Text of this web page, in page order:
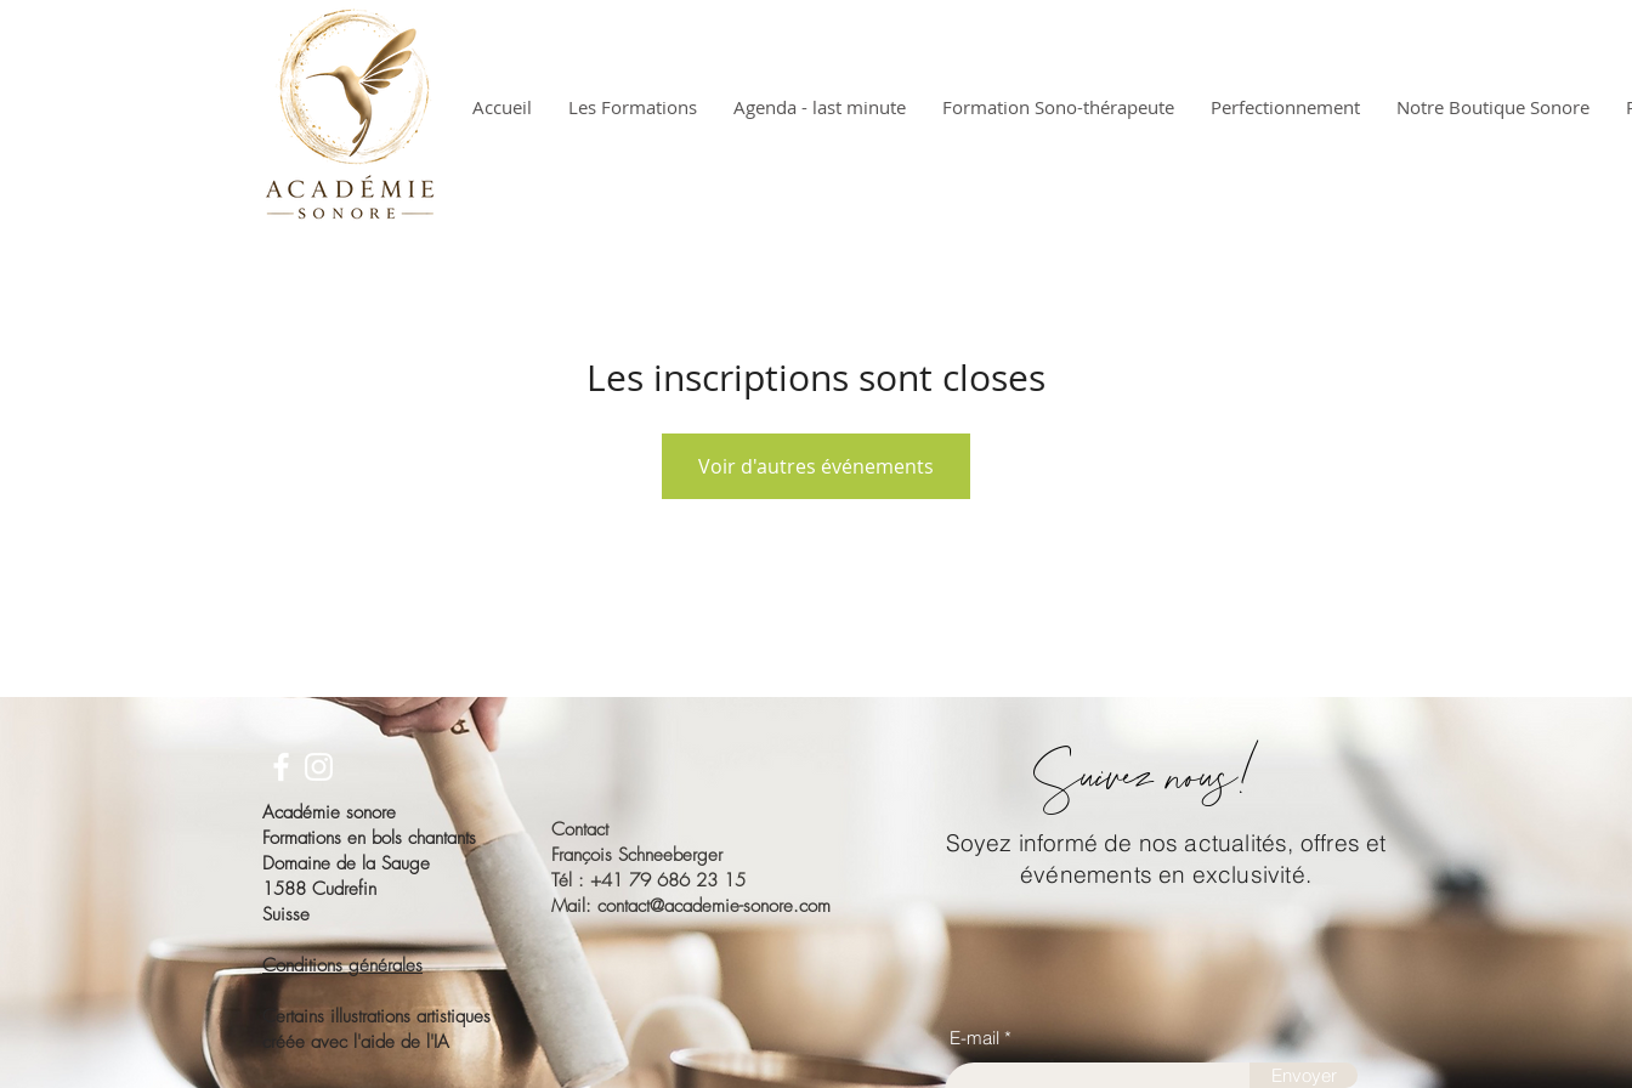
Accueil Les Formations Agenda - last minute Formation Sono-thérapeute Perfectionnement Notre Boutique Sonore
Les inscriptions sont closes
Voir d'autres événements
Académie sonore
Formations en bols chantants
Domaine de la Sauge
1588 Cudrefin
Suisse
Conditions générales
Certains illustrations artistiques
créée avec l'aide de l'IA
Contact
François Schneeberger
Tél : +41 79 686 23 15
Mail: contact@academie-sonore.com
E-mail
Envoyer
Suivez nous!
Soyez informé de nos actualités, offres et
événements en exclusivité.